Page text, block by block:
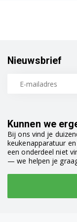
WT34V100NL/02
WT34V100NL/05
WT34V100NL/07
WT34V100NL/09
Kunnen we
Bij ons vind je
keukenapparatuur
een onderdeel niet
— we helpen je
Nieuwsbrief